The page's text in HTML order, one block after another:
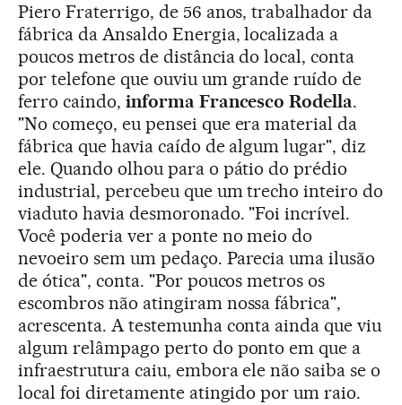
Piero Fraterrigo, de 56 anos, trabalhador da
fábrica da Ansaldo Energia, localizada a
poucos metros de distância do local, conta
por telefone que ouviu um grande ruído de
ferro caindo, informa Francesco Rodella.
"No começo, eu pensei que era material da
fábrica que havia caído de algum lugar", diz
ele. Quando olhou para o pátio do prédio
industrial, percebeu que um trecho inteiro do
viaduto havia desmoronado. "Foi incrível.
Você poderia ver a ponte no meio do
nevoeiro sem um pedaço. Parecia uma ilusão
de ótica", conta. "Por poucos metros os
escombros não atingiram nossa fábrica",
acrescenta. A testemunha conta ainda que viu
algum relâmpago perto do ponto em que a
infraestrutura caiu, embora ele não saiba se o
local foi diretamente atingido por um raio.